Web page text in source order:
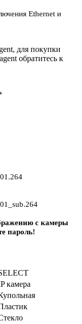
Ethernet и
для покупки
обратитесь к
с камеры
пароль!
камера